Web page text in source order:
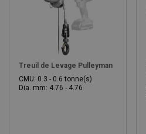
Treuil de Levage Pulleyman
CMU: 0.3 - 0.6 tonne(s)
Dia. mm: 4.76 - 4.76